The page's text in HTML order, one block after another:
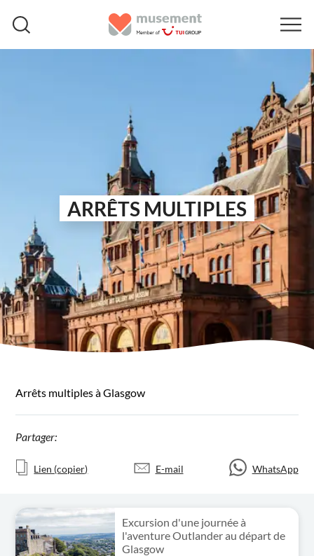
ARRÊTS MULTIPLES
Arrêts multiples à Glasgow
Partager:
Lien (copier) E-mail WhatsApp
Excursion d'une journée à
l'aventure Outlander au départ de
Glasgow